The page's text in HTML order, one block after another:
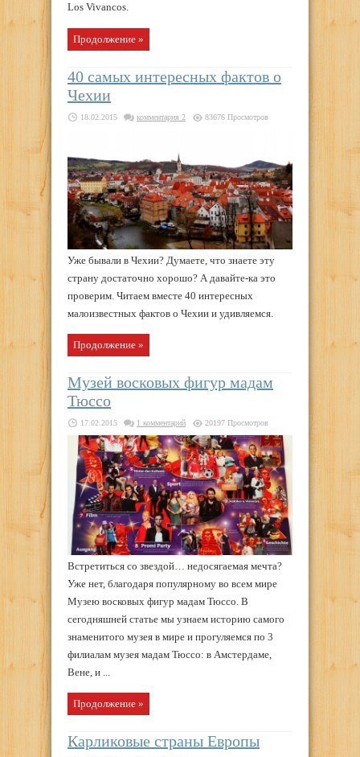
Los Vivancos.
Продолжение »
40 самых интересных фактов о
Чехии
18.02.2015 комментария 2 83676 Просмотров
Уже бывали в Чехии? Думаете, что знаете эту
страну достаточно хорошо? А давайте-ка это
проверим. Читаем вместе 40 интересных
малоизвестных фактов о Чехии и удивляемся.
Продолжение »
Музей восковых фигур мадам
Тюссо
17.02.2015 1 комментарий 20197 Просмотров
Встретиться со звездой… недосягаемая мечта?
Уже нет, благодаря популярному во всем мире
Музею восковых фигур мадам Тюссо. В
сегодняшней статье мы узнаем историю самого
знаменитого музея в мире и прогуляемся по 3
филиалам музея мадам Тюссо: в Амстердаме,
Вене, и ...
Продолжение »
Карликовые страны Европы